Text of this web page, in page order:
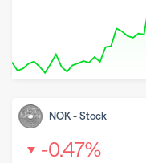
NOK - Stock
-0.47%